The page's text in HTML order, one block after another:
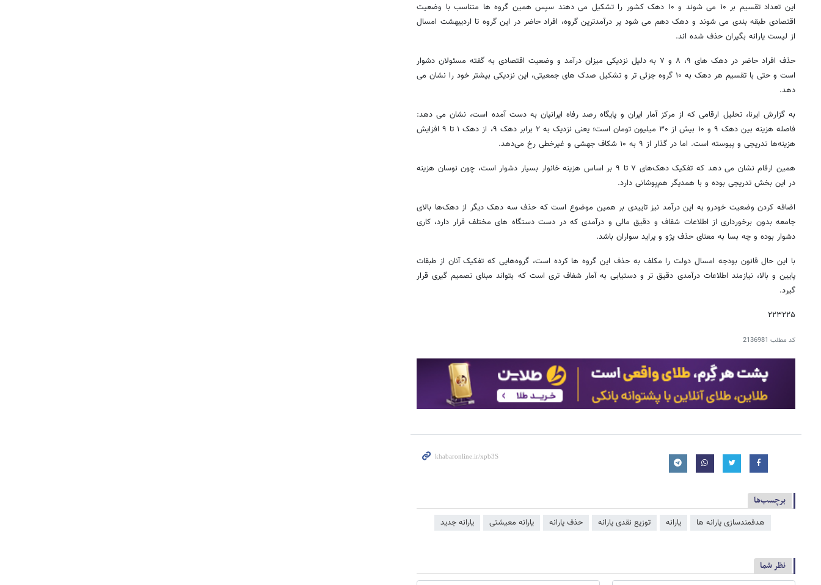
این تعداد تقسیم بر ۱۰ می شوند و ۱۰ دهک کشور را تشکیل می دهند سپس همین گروه ها متناسب با وضعیت
اقتصادی طبقه بندی می شوند و دهک دهم می شود پر درآمدترین گروه، افراد حاضر در این گروه تا اردیبهشت امسال
از لیست یارانه بگیران حذف شده اند.
حذف افراد حاضر در دهک های ۹، ۸ و ۷ به دلیل نزدیکی میزان درآمد و وضعیت اقتصادی به گفته مسئولان دشوار
است و حتی با تقسیم هر دهک به ۱۰ گروه جزئی تر و تشکیل صدک های جمعیتی، این نزدیکی بیشتر خود را نشان می
دهد.
به گزارش ایرنا، تحلیل ارقامی که از مرکز آمار ایران و پایگاه رصد رفاه ایرانیان به دست آمده است، نشان می دهد:
فاصله هزینه بین دهک ۹ و ۱۰ بیش از ۳۰ میلیون تومان است؛ یعنی نزدیک به ۲ برابر دهک ۹، از دهک ۱ تا ۹ افزایش
هزینه‌ها تدریجی و پیوسته است. اما در گذار از ۹ به ۱۰ شکاف جهشی و غیرخطی رخ می‌دهد.
همین ارقام نشان می دهد که تفکیک دهک‌های ۷ تا ۹ بر اساس هزینه خانوار بسیار دشوار است، چون نوسان هزینه
در این بخش تدریجی بوده و با همدیگر هم‌پوشانی دارد.
اضافه کردن وضعیت خودرو به این درآمد نیز تاییدی بر همین موضوع است که حذف سه دهک دیگر از دهک‌ها بالای
جامعه بدون برخورداری از اطلاعات شفاف و دقیق مالی و درآمدی که در دست دستگاه های مختلف قرار دارد، کاری
دشوار بوده و چه بسا به معنای حذف پژو و پراید سواران باشد.
با این حال قانون بودجه امسال دولت را مکلف به حذف این گروه ها کرده است، گروه‌هایی که تفکیک آنان از طبقات
پایین و بالا، نیازمند اطلاعات درآمدی دقیق تر و دستیابی به آمار شفاف تری است که بتواند مبنای تصمیم گیری قرار
گیرد.
۲۲۳۲۲۵
کد مطلب 2136981
برچسب‌ها
هدفمندسازی یارانه ​‌ها یارانه توزیع نقدی یارانه حذف یارانه یارانه معیشتی یارانه جدید
نظر شما